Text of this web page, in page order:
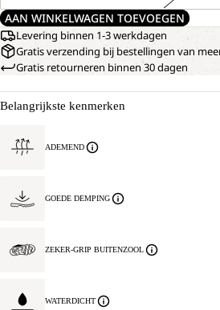
AAN WINKELWAGEN TOEVOEGEN
Levering binnen 1-3 werkdagen
Gratis verzending bij bestellingen van
Gratis retourneren binnen 30 dagen
Belangrijkste kenmerken
ADEMEND
GOEDE DEMPING
ZEKER-GRIP BUITENZOOL
WATERDICHT